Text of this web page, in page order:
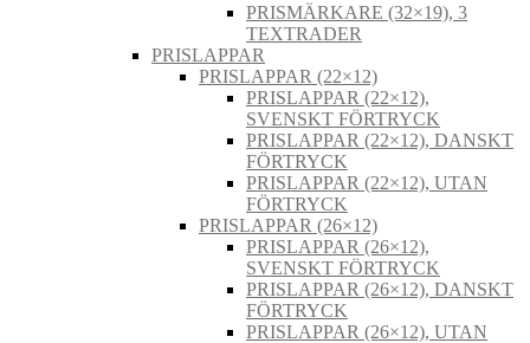
PRISMÄRKARE (32×19), 3
TEXTRADER
PRISLAPPAR
PRISLAPPAR (22×12)
PRISLAPPAR (22×12),
SVENSKT FÖRTRYCK
PRISLAPPAR (22×12), DANSKT
FÖRTRYCK
PRISLAPPAR (22×12), UTAN
FÖRTRYCK
PRISLAPPAR (26×12)
PRISLAPPAR (26×12),
SVENSKT FÖRTRYCK
PRISLAPPAR (26×12), DANSKT
FÖRTRYCK
PRISLAPPAR (26×12), UTAN